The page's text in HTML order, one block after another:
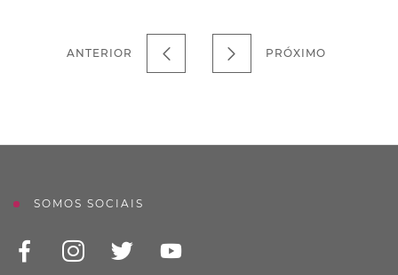
ANTERIOR PRÓXIMO
SOMOS SOCIAIS